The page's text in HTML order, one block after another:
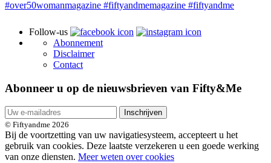
Follow-us
Abonnement
Disclaimer
Contact
Abonneer u op de nieuwsbrieven van Fifty&Me
Inschrijven
© Fiftyandme 2026
Bij de voortzetting van uw navigatiesysteem, accepteert u het
gebruik van cookies. Deze laatste verzekeren u een goede werking
van onze diensten. Meer weten over cookies